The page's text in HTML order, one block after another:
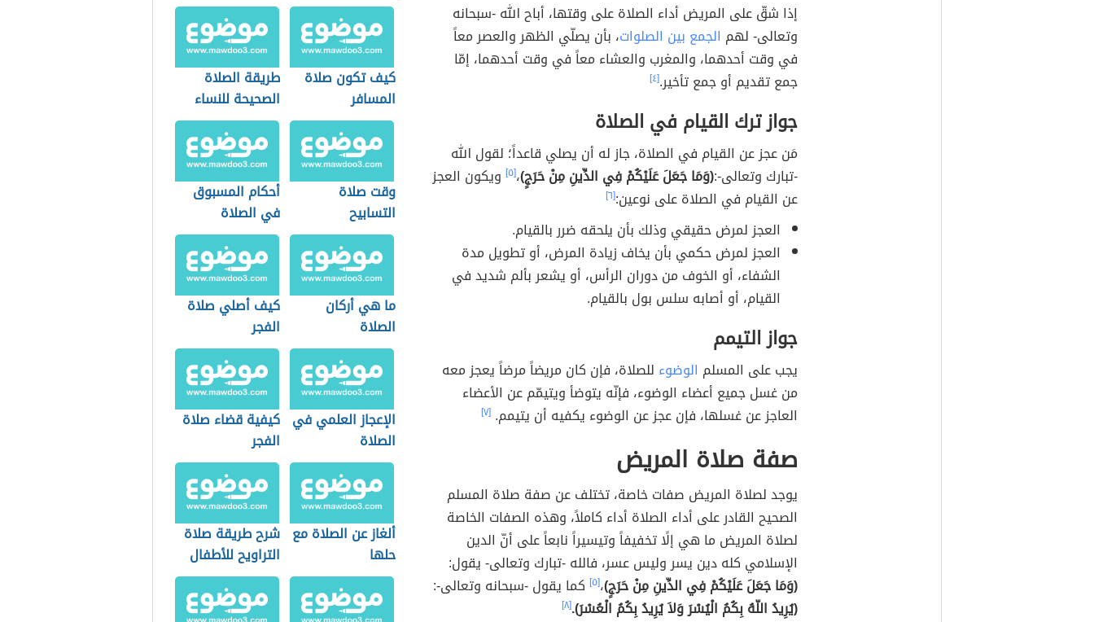
إذا شقّ على المريض أداء الصلاة على وقتها، أباح الله -سبحانه
وتعالى- لهم الجمع بين الصلوات، بأن يصلّي الظهر والعصر معاً
في وقت أحدهما، والمغرب والعشاء معاً في وقت أحدهما، إمّا
جمع تقديم أو جمع تأخير.[٤]
جواز ترك القيام في الصلاة
مَن عجز عن القيام في الصلاة، جاز له أن يصلي قاعداً؛ لقول الله
-تبارك وتعالى-:(وَمَا جَعَلَ عَلَيْكُمْ فِي الدِّينِ مِنْ حَرَجٍ)،[٥]
ويكون العجز
عن القيام في الصلاة على نوعين:[٦]
العجز لمرض حقيقي وذلك بأن يلحقه ضرر بالقيام.
العجز لمرض حكمي بأن يخاف زيادة المرض، أو تطويل مدة
الشفاء، أو الخوف من دوران الرأس، أو يشعر بألم شديد في
القيام، أو أصابه سلس بول بالقيام.
جواز التيمم
يجب على المسلم الوضوء للصلاة، فإن كان مريضاً مرضاً يعجز معه
من غسل جميع أعضاء الوضوء، فإنّه يتوضأ ويتيمّم عن الأعضاء
العاجز عن غسلها، فإن عجز عن الوضوء يكفيه أن يتيمم.[٧]
صفة صلاة المريض
يوجد لصلاة المريض صفات خاصة، تختلف عن صفة صلاة المسلم
الصحيح القادر على أداء الصلاة أداء كاملاً، وهذه الصفات الخاصة
لصلاة المريض ما هي إلًا تخفيفاً وتيسيراً نابعاً على أنّ الدين
الإسلامي كله دين يسر وليس عسر، فالله -تبارك وتعالى- يقول:
(وَمَا جَعَلَ عَلَيْكُمْ فِي الدِّينِ مِنْ حَرَجٍ)،[٥]
كما يقول -سبحانه وتعالى-:
(يُرِيدُ اللّهُ بِكُمُ الْيُسْرَ وَلاَ يُرِيدُ بِكُمُ الْعُسْرَ).[٨]
كيف تكون صلاة
المسافر
طريقة الصلاة
الصحيحة للنساء
وقت صلاة
التسابيح
أحكام المسبوق
في الصلاة
ما هي أركان
الصلاة
كيف أصلي صلاة
الفجر
الإعجاز العلمي في
الصلاة
كيفية قضاء صلاة
الفجر
ألغاز عن الصلاة مع
حلها
شرح طريقة صلاة
التراويح للأطفال